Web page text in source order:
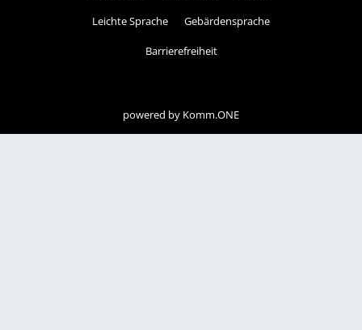
Leichte Sprache Gebärdensprache
Barrierefreiheit
powered by Komm.ONE